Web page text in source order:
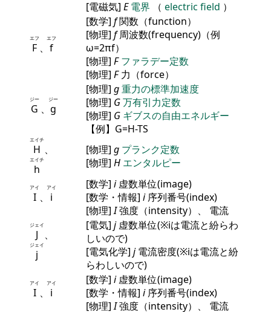
[電磁気] E 電界 （ electric field ）
F
エフ
、 f
エフ
[数学] f関数（function）
[物理] f周波数(frequency)（例
ω=2πf）
[物理] F ファラデー定数
[物理] F力（force）
G
ジー
、 g
ジー
[物理] g重力の標準加速度
[物理] G万有引力定数
[物理] G ギブスの自由エネルギー
【例】G=H-TS
H
エイチ
、
h
エイチ
[物理] g プランク定数
[物理] H エンタルピー
I
アイ
、 i
アイ [数学] i虚数単位(image)
[数学・情報] i序列番号(index)
[物理]I強度（intensity）、 電流
J
ジェイ
、
j
ジェイ
[電気] j虚数単位(※iは電流と紛らわ
しいので)
[電気化学] j電流密度(※iは電流と紛
らわしいので)
I
アイ
、 i
アイ [数学] i虚数単位(image)
[数学・情報] i序列番号(index)
[物理]I強度（intensity）、 電流